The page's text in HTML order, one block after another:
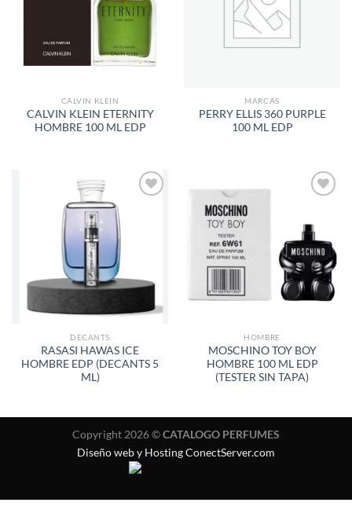
DE
CALVIN KLEIN
CALVIN KLEIN ETERNITY
HOMBRE 100 ML EDP
MARCAS
PERRY ELLIS 360 PURPLE
100 ML EDP
AÑADIR
LISTA
DESEOS
DECANTS
RASASI HAWAS ICE
HOMBRE EDP (DECANTS 5
ML)
A LA
LISTA
DE
DESEOS
HOMBRE
MOSCHINO TOY BOY
HOMBRE 100 ML EDP
(TESTER SIN TAPA)
Copyright 2026 ©CATALOGO PERFUMES
Diseño web y Hosting ConectServer.com